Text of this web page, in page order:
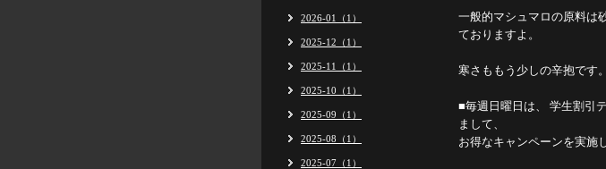
一般的マシュマロの原料は
ておりますよ。
寒さももう少しの辛抱です
■毎週日曜日は、 学生割引
まして、
お得なキャンペーンを実施
2026-01（1）
2025-12（1）
2025-11（1）
2025-10（1）
2025-09（1）
2025-08（1）
2025-07（1）